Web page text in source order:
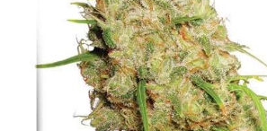
PROMOCJE 1+1
NAJLEPSZE OKAZJE
PROMOCJA TYGODNIA